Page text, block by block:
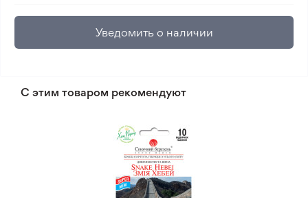
Уведомить о наличии
С этим товаром рекомендуют